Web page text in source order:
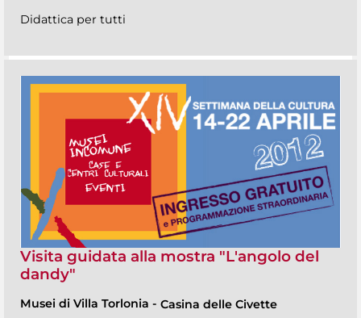
Didattica per tutti
Visita guidata alla mostra "L'angolo del
dandy"
Musei di Villa Torlonia - Casina delle Civette